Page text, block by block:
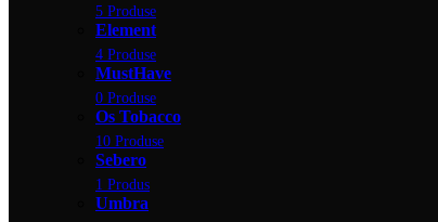
5 Produse
Element
4 Produse
MustHave
0 Produse
Os Tobacco
10 Produse
Sebero
1 Produs
Umbra